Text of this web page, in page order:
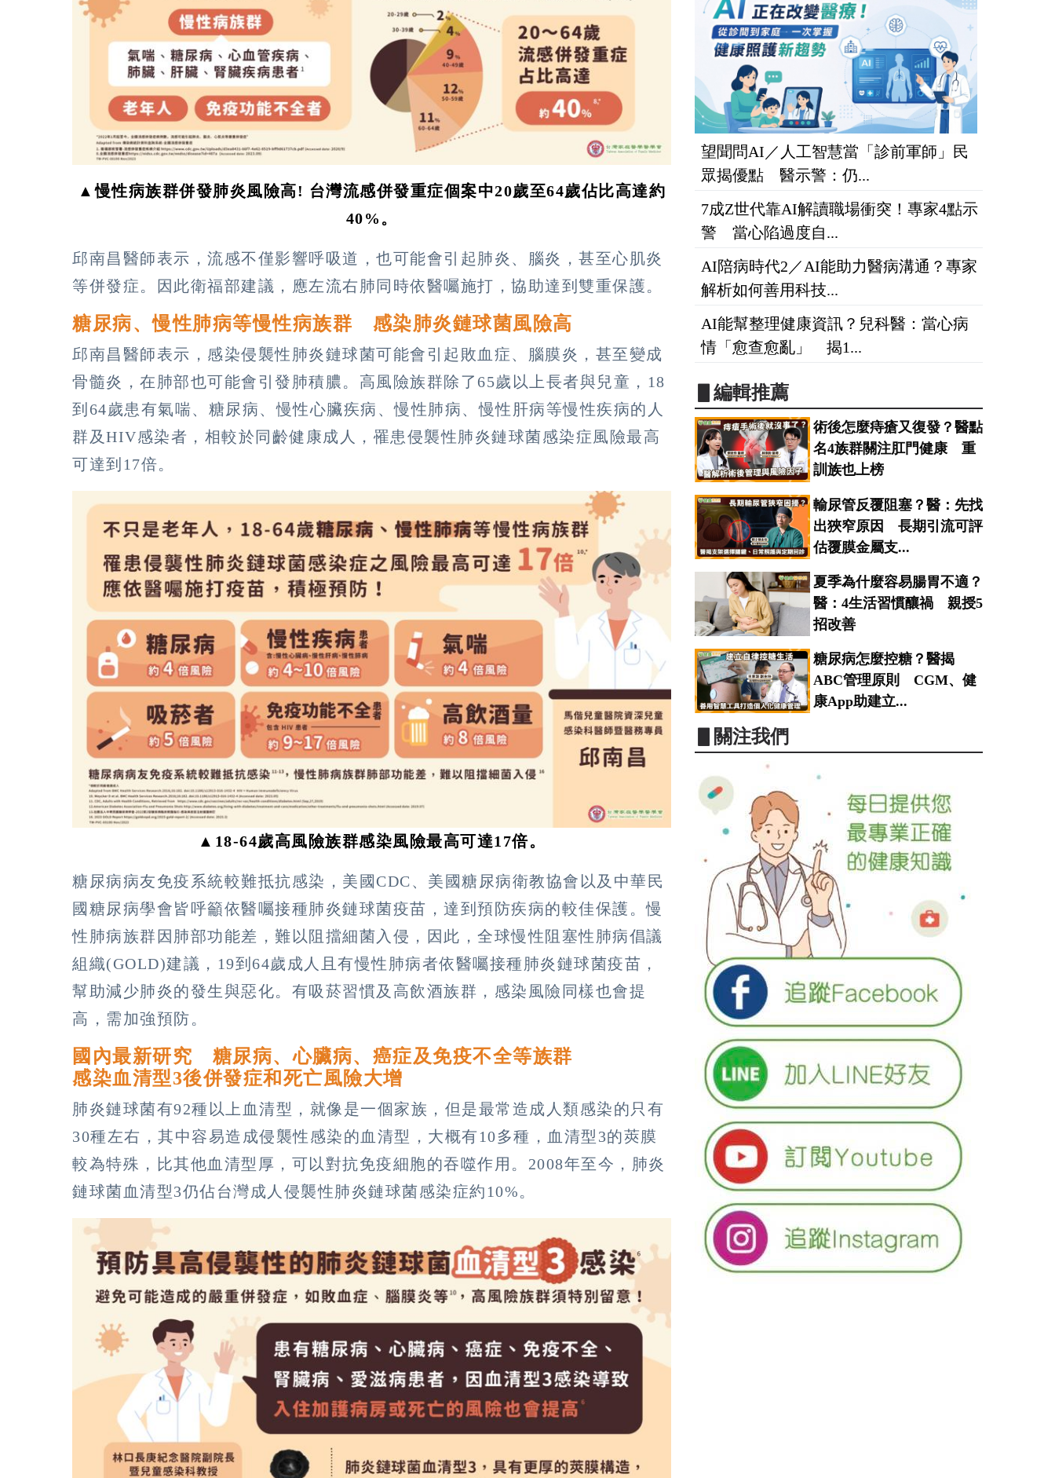
▲慢性病族群併發肺炎風險高! 台灣流感併發重症個案中20歲至64歲佔比高達約
40%。
邱南昌醫師表示，流感不僅影響呼吸道，也可能會引起肺炎、腦炎，甚至心肌炎
等併發症。因此衛福部建議，應左流右肺同時依醫囑施打，協助達到雙重保護。
糖尿病、慢性肺病等慢性病族群 感染肺炎鏈球菌風險高
邱南昌醫師表示，感染侵襲性肺炎鏈球菌可能會引起敗血症、腦膜炎，甚至變成
骨髓炎，在肺部也可能會引發肺積膿。高風險族群除了65歲以上長者與兒童，18
到64歲患有氣喘、糖尿病、慢性心臟疾病、慢性肺病、慢性肝病等慢性疾病的人
群及HIV感染者，相較於同齡健康成人，罹患侵襲性肺炎鏈球菌感染症風險最高
可達到17倍。
▲18-64歲高風險族群感染風險最高可達17倍。
糖尿病病友免疫系統較難抵抗感染，美國CDC、美國糖尿病衛教協會以及中華民
國糖尿病學會皆呼籲依醫囑接種肺炎鏈球菌疫苗，達到預防疾病的較佳保護。慢
性肺病族群因肺部功能差，難以阻擋細菌入侵，因此，全球慢性阻塞性肺病倡議
組織(GOLD)建議，19到64歲成人且有慢性肺病者依醫囑接種肺炎鏈球菌疫苗，
幫助減少肺炎的發生與惡化。有吸菸習慣及高飲酒族群，感染風險同樣也會提
高，需加強預防。
國內最新研究 糖尿病、心臟病、癌症及免疫不全等族群
感染血清型3後併發症和死亡風險大增
肺炎鏈球菌有92種以上血清型，就像是一個家族，但是最常造成人類感染的只有
30種左右，其中容易造成侵襲性感染的血清型，大概有10多種，血清型3的莢膜
較為特殊，比其他血清型厚，可以對抗免疫細胞的吞噬作用。2008年至今，肺炎
鏈球菌血清型3仍佔台灣成人侵襲性肺炎鏈球菌感染症約10%。
望聞問AI／人工智慧當「診前軍師」民
眾揭優點 醫示警：仍...
7成Z世代靠AI解讀職場衝突！專家4點示
警 當心陷過度自...
AI陪病時代2／AI能助力醫病溝通？專家
解析如何善用科技...
AI能幫整理健康資訊？兒科醫：當心病
情「愈查愈亂」 揭1...
▋編輯推薦
術後怎麼痔瘡又復發？醫點
名4族群關注肛門健康 重
訓族也上榜
輸尿管反覆阻塞？醫：先找
出狹窄原因 長期引流可評
估覆膜金屬支...
夏季為什麼容易腸胃不適？
醫：4生活習慣釀禍 親授5
招改善
糖尿病怎麼控糖？醫揭
ABC管理原則 CGM、健
康App助建立...
▋關注我們